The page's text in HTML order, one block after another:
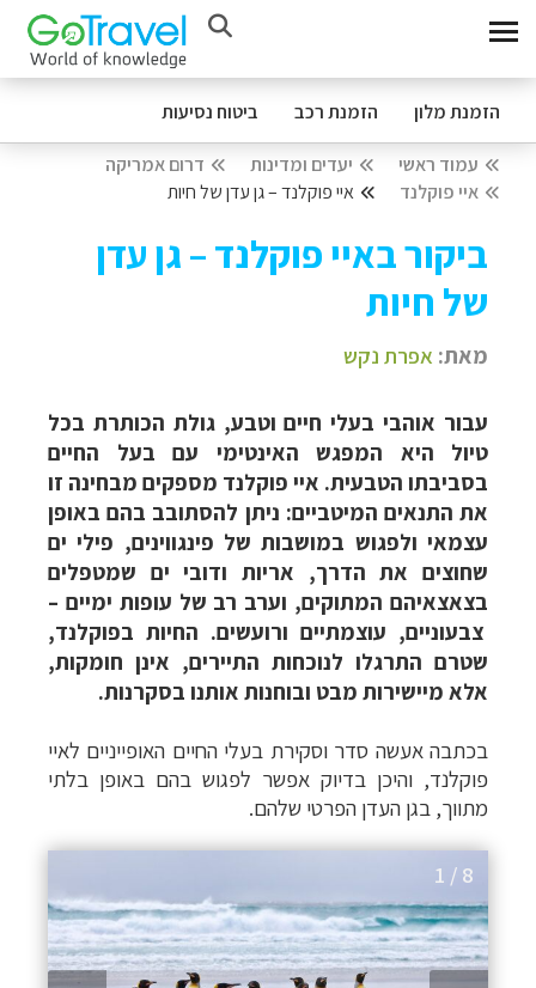
הזמנת מלון הזמנת רכב ביטוח נסיעות
עמוד ראשי יעדים ומדינות
דרום אמריקה
איי פוקלנד
איי פוקלנד – גן עדן של חיות
ביקור באיי פוקלנד – גן עדן
של חיות
מאת: אפרת נקש
עבור אוהבי בעלי חיים וטבע, גולת הכותרת בכל
טיול היא המפגש האינטימי עם בעל החיים
בסביבתו הטבעית. איי פוקלנד מספקים מבחינה זו
את התנאים המיטביים: ניתן להסתובב בהם באופן
עצמאי ולפגוש במושבות של פינגווינים, פילי ים
שחוצים את הדרך, אריות ודובי ים שמטפלים
בצאצאיהם המתוקים, וערב רב של עופות ימיים –
צבעוניים, עוצמתיים ורועשים. החיות בפוקלנד,
שטרם התרגלו לנוכחות התיירים, אינן חומקות,
אלא מיישירות מבט ובוחנות אותנו בסקרנות.
בכתבה אעשה סדר וסקירת בעלי החיים האופייניים לאיי
פוקלנד, והיכן בדיוק אפשר לפגוש בהם באופן בלתי
מתווך, בגן העדן הפרטי שלהם.
1 / 8